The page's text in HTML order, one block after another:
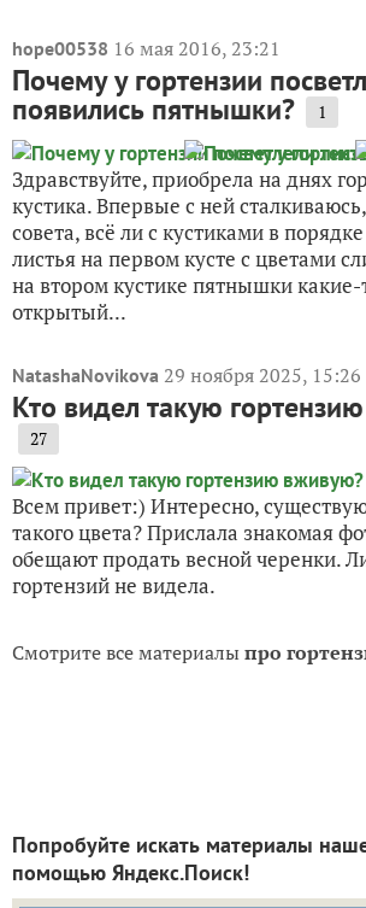
hope00538 16 мая 2016, 23:21
Почему у гортензии
появились пятнышки? 1
Здравствуйте, приобрела на днях
кустика. Впервые с ней
совета, всё ли с кустиками в
листья на первом кусте с цветами
на втором кустике пятнышки какие-
открытый...
NatashaNovikova 29 ноября 2025, 15:26
Кто видел такую
27
Всем привет:) Интересно,
такого цвета? Прислала знакомая
обещают продать весной черенки.
гортензий не видела.
Смотрите все материалыпро
Попробуйте искать материалы
помощью Яндекс.Поиск!